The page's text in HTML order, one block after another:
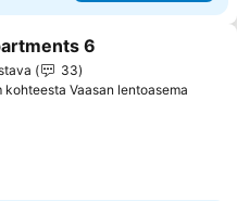
suosikkeihin
6
33
kohteesta Vaasan lentoasema